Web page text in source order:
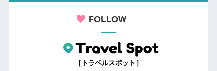
FOLLOW
［トラベルスポット］